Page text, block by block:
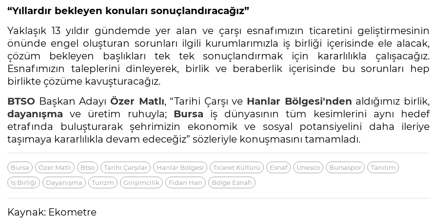
“Yıllardır bekleyen konuları sonuçlandıracağız”
Yaklaşık 13 yıldır gündemde yer alan ve çarşı esnafımızın ticaretini geliştirmesinin
önünde engel oluşturan sorunları ilgili kurumlarımızla iş birliği içerisinde ele alacak,
çözüm bekleyen başlıkları tek tek sonuçlandırmak için kararlılıkla çalışacağız.
Esnafımızın taleplerini dinleyerek, birlik ve beraberlik içerisinde bu sorunları hep
birlikte çözüme kavuşturacağız.
BTSO Başkan Adayı Özer Matlı, “Tarihi Çarşı ve Hanlar Bölgesi'nden aldığımız birlik,
dayanışma ve üretim ruhuyla; Bursa iş dünyasının tüm kesimlerini aynı hedef
etrafında buluşturarak şehrimizin ekonomik ve sosyal potansiyelini daha ileriye
taşımaya kararlılıkla devam edeceğiz” sözleriyle konuşmasını tamamladı.
Bursa Özer Matlı Btso Tarihi Çarşılar Hanlar Bölgesi Ticaret Kültürü Esnaf Unesco Bursaspor
Tanıtım
İş Birliği
Dayanışma Turizm Girişimcilik Fidan Han Bölge Esnafı
Kaynak: Ekometre